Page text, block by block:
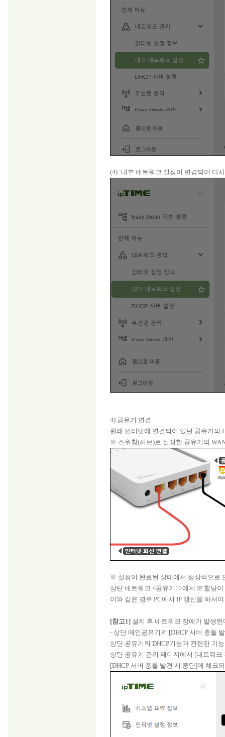
(4) ‘내부 네트워크 설정이 변경되어 다
4) 공유기 연결
원래 인터넷에 연결되어 있던 공유기의
※ 스위칭(허브)로 설정한 공유기의
※ 설정이 완료된 상태에서 정상적으로
상단 네트워크 <공유기1>에서 IP 할당
이와 같은 경우 PC에서 IP 갱신을 하셔
[참고1] 설치 후 네트워크 장애가 발생
- 상단 메인공유기의 [DHCP 서버 충돌
상단 공유기의 DHCP기능과 관련한 기
상단 공유기 관리 페이지에서 [네트워
[DHCP 서버 충돌 발견 시 중단]에 체크